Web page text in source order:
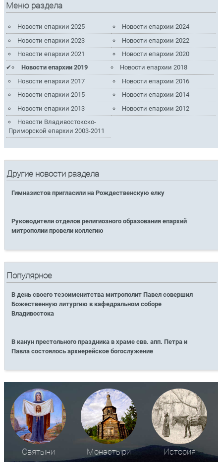
Меню раздела
Новости епархии 2025
Новости епархии 2024
Новости епархии 2023
Новости епархии 2022
Новости епархии 2021
Новости епархии 2020
Новости епархии 2019
Новости епархии 2018
Новости епархии 2017
Новости епархии 2016
Новости епархии 2015
Новости епархии 2014
Новости епархии 2013
Новости епархии 2012
Новости Владивостокско-
Приморской епархии 2003-2011
Другие новости раздела
Гимназистов пригласили на Рождественскую елку
Руководители отделов религиозного образования епархий
митрополии провели коллегию
Популярное
В день своего тезоименитства митрополит Павел совершил
Божественную литургию в кафедральном соборе
Владивостока
В канун престольного праздника в храме свв. апп. Петра и
Павла состоялось архиерейское богослужение
Святыни Монастыри История